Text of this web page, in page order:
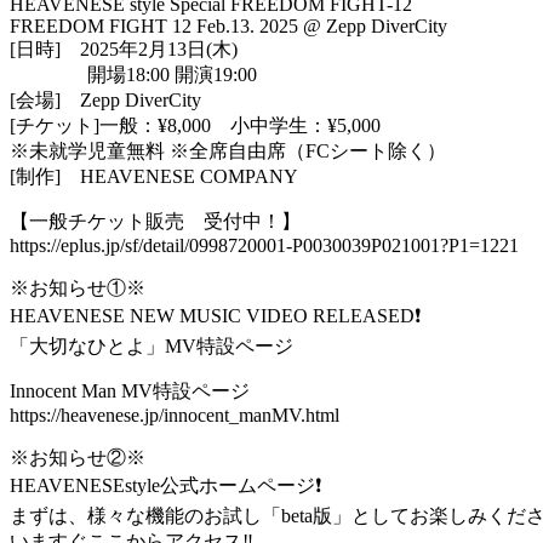
FREEDOM FIGHT 12 Feb.13. 2025 @ Zepp DiverCity
[日時] 2025年2月13日(木)
開場18:00 開演19:00
[会場] Zepp DiverCity
[チケット]一般：¥8,000 小中学生：¥5,000
※未就学児童無料 ※全席自由席（FCシート除く）
[制作] HEAVENESE COMPANY
【一般チケット販売 受付中！】
https://eplus.jp/sf/detail/0998720001-P0030039P021001?P1=1221
※お知らせ①※
HEAVENESE NEW MUSIC VIDEO RELEASED❗️
「大切なひとよ」MV特設ページ
Innocent Man MV特設ページ
https://heavenese.jp/innocent_manMV.html
※お知らせ②※
HEAVENESEstyle公式ホームページ❗️
まずは、様々な機能のお試し「beta版」としてお楽しみくだ